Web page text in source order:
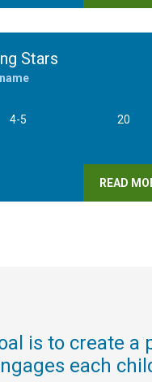
Stars
4-5 20
READ
is to create a
each